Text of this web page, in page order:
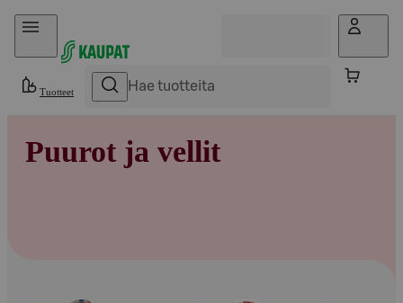
Hyppää sisältöön
Tuotteet
Puurot ja vellit